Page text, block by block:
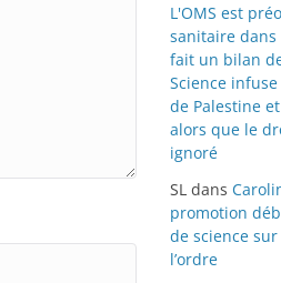
L'OMS est
sanitaire
fait un bilan
Science
de Palestine
alors que le
ignoré
SL dans
promotion
de science
l’ordre